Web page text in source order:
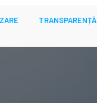
TRANSPARENȚĂ